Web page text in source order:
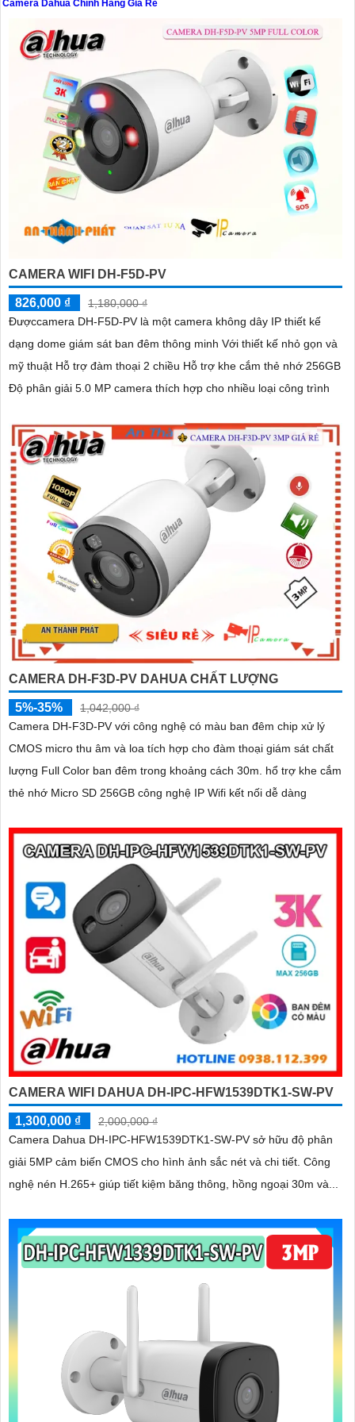
Camera Dahua Chính Hãng Giá Rẻ
CAMERA WIFI DH-F5D-PV
826,000 ₫
1,180,000 ₫
Đượccamera DH-F5D-PV là một camera không dây IP thiết kế
dạng dome giám sát ban đêm thông minh Với thiết kế nhỏ gọn và
mỹ thuật Hỗ trợ đàm thoại 2 chiều Hỗ trợ khe cắm thẻ nhớ 256GB
Độ phân giải 5.0 MP camera thích hợp cho nhiều loại công trình
CAMERA DH-F3D-PV DAHUA CHẤT LƯỢNG
5%-35%
1,042,000 ₫
Camera DH-F3D-PV với công nghệ có màu ban đêm chip xử lý
CMOS micro thu âm và loa tích hợp cho đàm thoại giám sát chất
lượng Full Color ban đêm trong khoảng cách 30m. hổ trợ khe cắm
thẻ nhớ Micro SD 256GB công nghệ IP Wifi kết nối dễ dàng
CAMERA WIFI DAHUA DH-IPC-HFW1539DTK1-SW-PV
1,300,000 ₫
2,000,000 ₫
Camera Dahua DH-IPC-HFW1539DTK1-SW-PV sở hữu độ phân
giải 5MP cảm biến CMOS cho hình ảnh sắc nét và chi tiết. Công
nghệ nén H.265+ giúp tiết kiệm băng thông, hồng ngoại 30m và...